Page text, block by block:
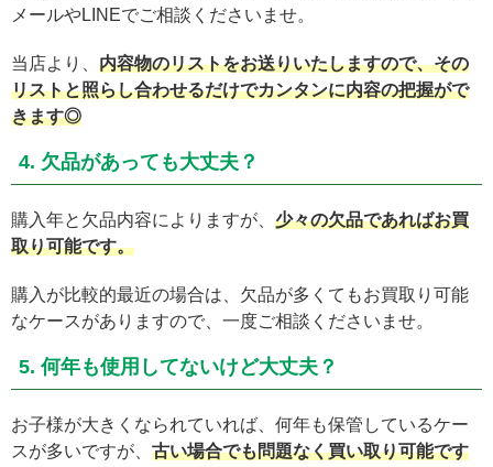
メールやLINEでご相談くださいませ。
当店より、 内容物のリストをお送りいたしますので、その
リストと照らし合わせるだけでカンタンに内容の把握がで
きます◎
4. 欠品があっても大丈夫？
購入年と欠品内容によりますが、 少々の欠品であればお買
取り可能です。
購入が比較的最近の場合は、欠品が多くてもお買取り可能
なケースがありますので、一度ご相談くださいませ。
5. 何年も使用してないけど大丈夫？
お子様が大きくなられていれば、何年も保管しているケー
スが多いですが、 古い場合でも問題なく買い取り可能です